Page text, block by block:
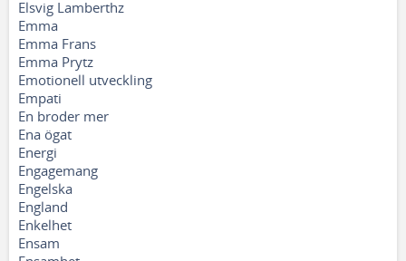
Elsvig Lamberthz
Emma
Emma Frans
Emma Prytz
Emotionell utveckling
Empati
En broder mer
Ena ögat
Energi
Engagemang
Engelska
England
Enkelhet
Ensam